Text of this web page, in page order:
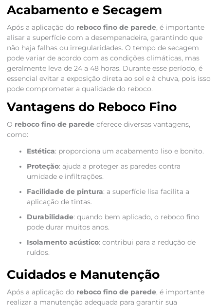
Acabamento e Secagem
Após a aplicação do reboco fino de parede, é importante
alisar a superfície com a desempenadeira, garantindo que
não haja falhas ou irregularidades. O tempo de secagem
pode variar de acordo com as condições climáticas, mas
geralmente leva de 24 a 48 horas. Durante esse período, é
essencial evitar a exposição direta ao sol e à chuva, pois isso
pode comprometer a qualidade do reboco.
Vantagens do Reboco Fino
O reboco fino de paredeoferece diversas vantagens,
como:
Estética: proporciona um acabamento liso e bonito.
Proteção: ajuda a proteger as paredes contra
umidade e infiltrações.
Facilidade de pintura: a superfície lisa facilita a
aplicação de tintas.
Durabilidade: quando bem aplicado, o reboco fino
pode durar muitos anos.
Isolamento acústico: contribui para a redução de
ruídos.
Cuidados e Manutenção
Após a aplicação do reboco fino de parede, é importante
realizar a manutenção adequada para garantir sua